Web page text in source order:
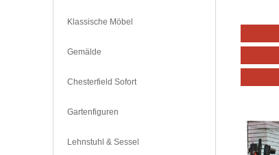
Klassische Möbel
Gemälde
Chesterfield Sofort
Gartenfiguren
Lehnstuhl & Sessel